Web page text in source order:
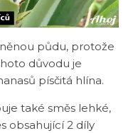
půdu, protože
důvodu je
písčitá hlína.
také směs lehké,
obsahující 2 díly